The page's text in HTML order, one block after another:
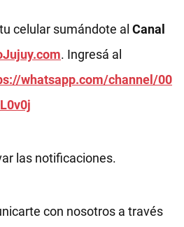
celular sumándote al Canal
. Ingresá al
whatsapp.com/channel/00
las notificaciones.
con nosotros a través